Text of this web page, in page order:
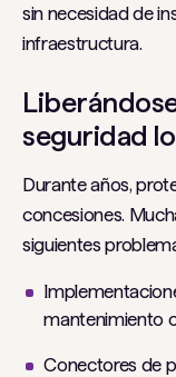
sin necesidad de
infraestructura.
seguridad
Durante años,
concesiones.
siguientes
mantenimiento
Conectores de